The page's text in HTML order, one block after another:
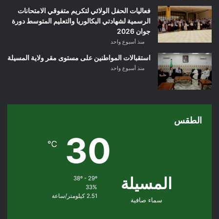
فعاليات الحفل الولائي لتكريم متفوقي الامتحانات
الرسمية لشهادتي البكالوريا والتعليم المتوسط دورة
جوان 2026
منذ أسبوع واحد
استقبالات المواطنين على مستوى مقر ولاية المسيلة
منذ أسبوع واحد
الطقس
المسيلة
سماء صافية
30
℃
38º - 29º
33%
2.51 كيلومتر/ساعة